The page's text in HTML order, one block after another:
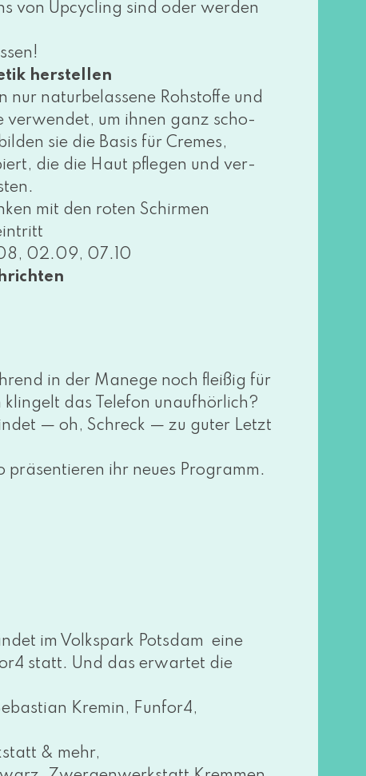
von Upcycling sind oder wer­den
her­stel­len
natur­be­las­se­ne Rohstoffe und
ver­wen­det, um ihnen ganz scho­
sie die Basis für Cremes,
die die Haut pfle­gen und ver­
mit den roten Schirmen
02.09, 07.10
in der Manege noch flei­ßig für
das Telefon unauf­hör­lich?
— oh, Schreck — zu guter Letzt
prä­sen­tie­ren ihr neu­es Programm.
im Volkspark Potsdam eine
statt. Und das erwar­tet die
Kremin, Funfor4,
& mehr,